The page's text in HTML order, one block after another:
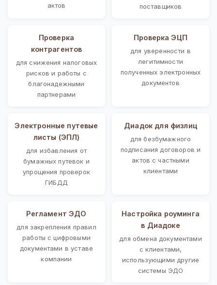
актов
поставщиков
Проверка
контрагентов
для снижения налоговых
рисков и работы с
благонадежными
партнерами
Проверка ЭЦП
для уверенности в
легитимности
полученных электронных
документов
Электронные путевые
листы (ЭПЛ)
для избавления от
бумажных путевок и
упрощения проверок
ГИБДД
Диадок для физлиц
для безбумажного
подписания договоров и
актов с частными
клиентами
Регламент ЭДО
для закрепления правил
работы с цифровыми
документами в уставе
компании
Настройка роуминга
в Диадоке
для обмена документами
с клиентами,
использующими другие
системы ЭДО